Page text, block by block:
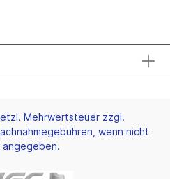
Mehrwertsteuer zzgl.
wenn nicht
angegeben.